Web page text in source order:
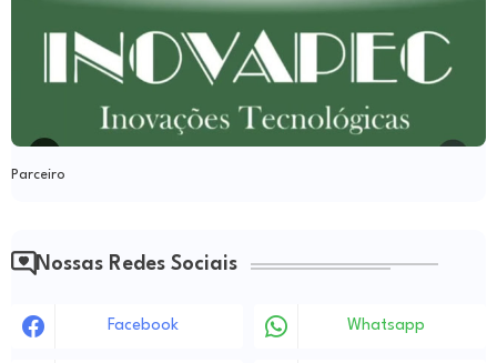
Parceiro
Nossas Redes Sociais
Facebook Whatsapp